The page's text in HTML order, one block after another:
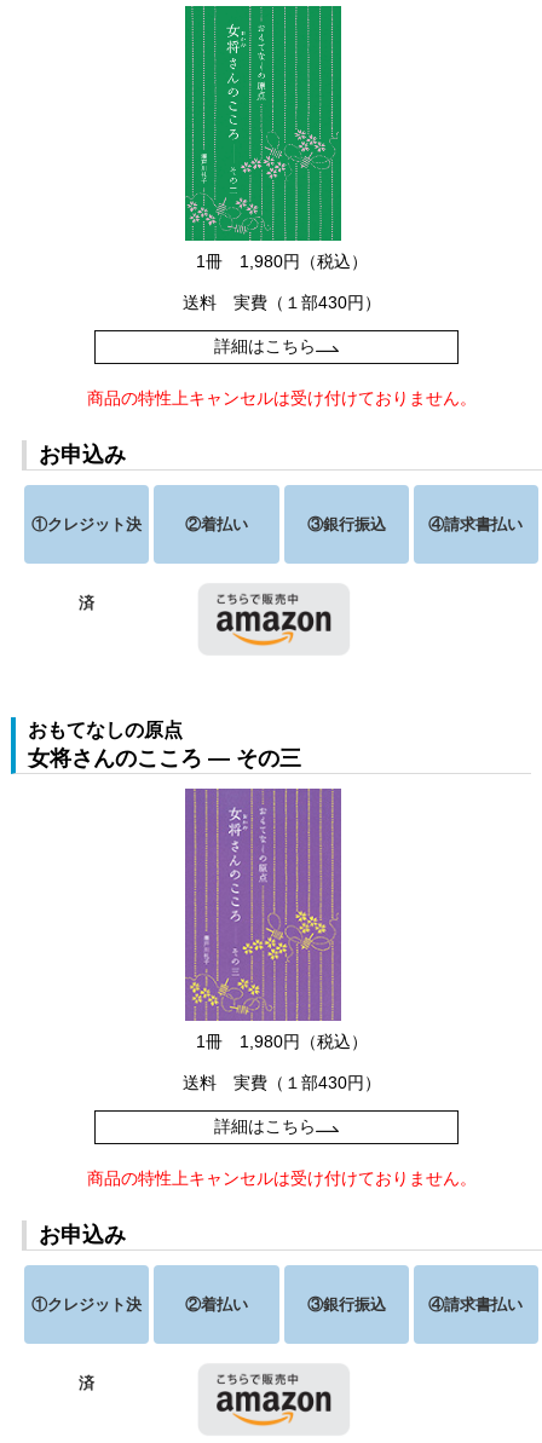
1冊 1,980円（税込）
送料 実費（１部430円）
詳細はこちら
商品の特性上キャンセルは受け付けておりません。
お申込み
①クレジット決
済
②着払い ③銀行振込 ④請求書払い
おもてなしの原点
女将さんのこころ ― その三
1冊 1,980円（税込）
送料 実費（１部430円）
詳細はこちら
商品の特性上キャンセルは受け付けておりません。
お申込み
①クレジット決
済
②着払い ③銀行振込 ④請求書払い